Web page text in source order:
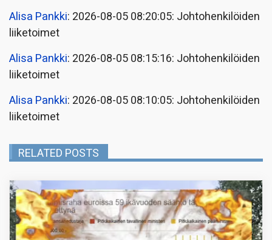
Alisa Pankki: 2026-08-05 08:20:05: Johtohenkilöiden
liiketoimet
Alisa Pankki: 2026-08-05 08:15:16: Johtohenkilöiden
liiketoimet
Alisa Pankki: 2026-08-05 08:10:05: Johtohenkilöiden
liiketoimet
RELATED POSTS